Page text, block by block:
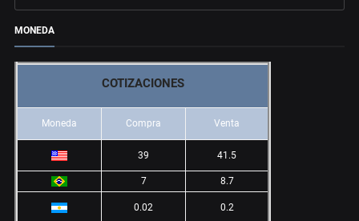
MONEDA
COTIZACIONES
Moneda Compra Venta
39 41.5
7 8.7
0.02 0.2